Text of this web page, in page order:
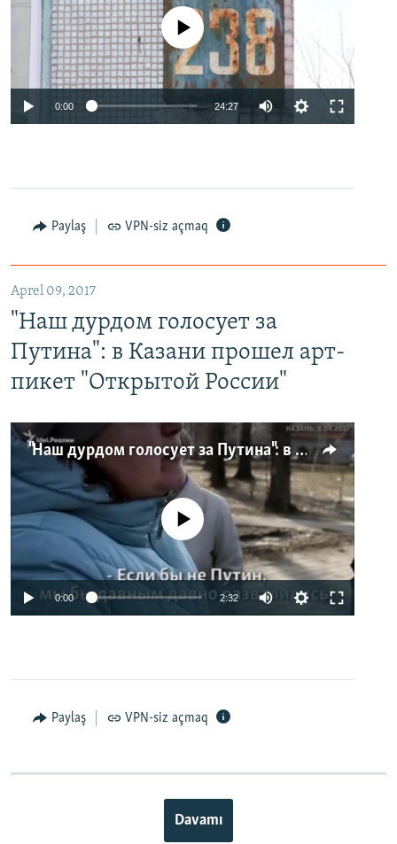
No media source currently available
0:00 24:27
Paylaş VPN-siz açmaq
Aprel 09, 2017
"Наш дурдом голосует за
Путина": в Казани прошел арт-
пикет "Открытой России"
"Наш дурдом голосует за Путина": в Казани прошел арт-пикет "Открытой России"
No media source currently available
0:00 2:32
Paylaş VPN-siz açmaq
Davamı